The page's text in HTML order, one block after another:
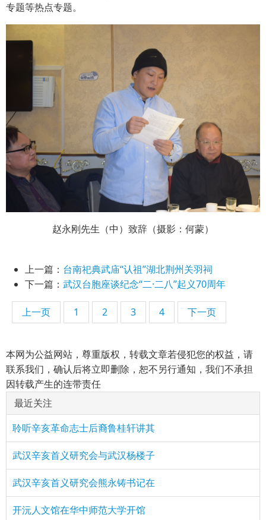
专题等热点专题。
赵永刚先生（中）致辞（摄影：何蒙）
上一篇： 台南祀典武庙“认祖”湖北荆州关羽祠
下一篇： 武汉台胞座谈纪念“二·二八”起义70周年
上一页 1 2 3 4 下一页
本网为公益网站，尊重版权，转载文章若侵犯您的权益，请
联系我们，确认后将立即删除，恕不另行通知，我们不承担
因转载产生的连带责任
最近关注
聆听辛亥革命志士后裔鲁桂轩讲其
武汉辛亥首义研究会与武汉杨楼子
武汉辛亥首义研究会熊永铸书记在
开沅人文馆在华中师范大学开馆